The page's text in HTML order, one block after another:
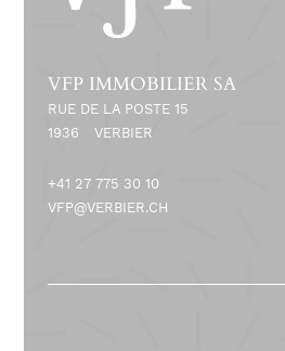
VFP IMMOBILIER SA
RUE DE LA POSTE 15
1936
VERBIER
+41 27 775 30 10
VFP@VERBIER.CH